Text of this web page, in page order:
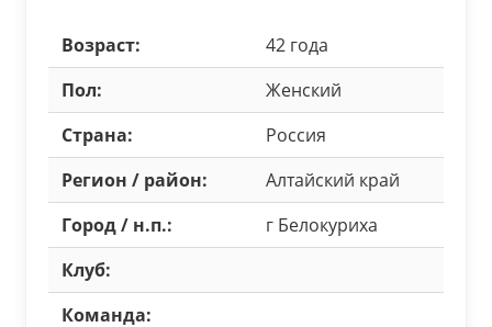
Возраст:
42 года
Пол:
Женский
Страна:
Россия
Регион / район:
Алтайский край
Город / н.п.:
г Белокуриха
Клуб:
Команда: